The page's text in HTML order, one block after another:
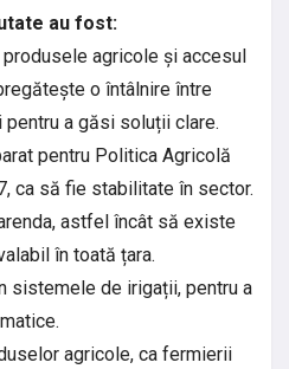
au fost:
agricole și accesul
o întâlnire între
a găsi soluții clare.
pentru Politica Agricolă
ca să fie stabilitate în sector.
astfel încât să existe
în toată țara.
sistemele de irigații, pentru a
agricole, ca fermierii